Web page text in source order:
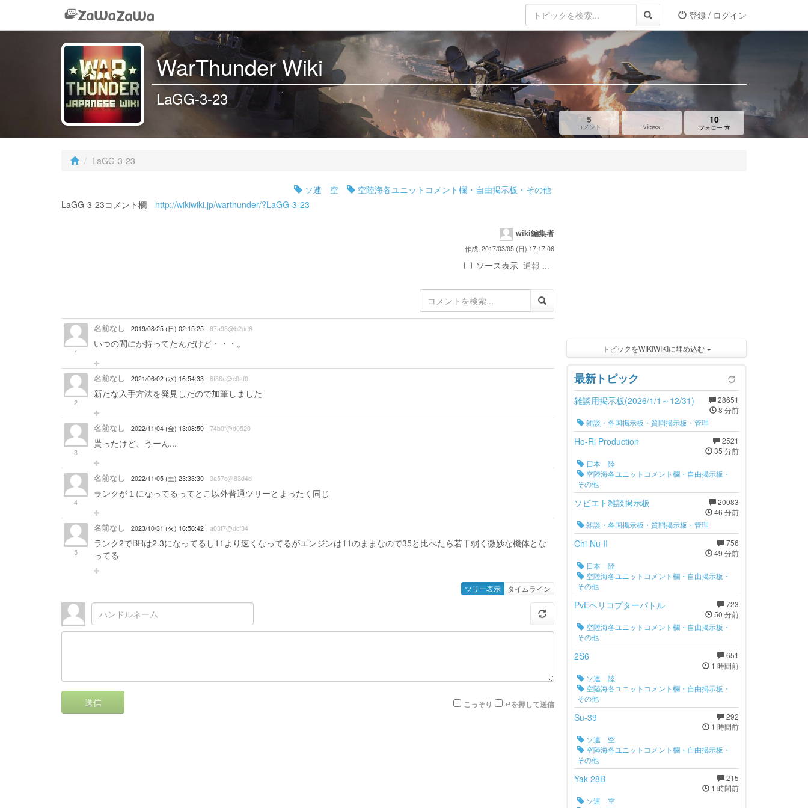
登録 / ログイン
WarThunder Wiki
LaGG-3-23
5
コメント views
10
フォロー
LaGG-3-23
ソ連 空
空陸海各ユニットコメント欄・自由掲示板・その他
LaGG-3-23コメント欄 http://wikiwiki.jp/warthunder/?LaGG-3-23
wiki編集者
作成: 2017/03/05 (日) 17:17:06
ソース表示 通報 ...
1
名前なし 2019/08/25 (日) 02:15:25 87a93@b2dd6
いつの間にか持ってたんだけど・・・。
2
名前なし 2021/06/02 (水) 16:54:33 8f38a@c0af0
新たな入手方法を発見したので加筆しました
3
名前なし 2022/11/04 (金) 13:08:50 74b0f@d0520
貰ったけど、うーん...
4
名前なし 2022/11/05 (土) 23:33:30 3a57c@83d4d
ランクが１になってるってとこ以外普通ツリーとまったく同じ
5
名前なし 2023/10/31 (火) 16:56:42 a03f7@dcf34
ランク2でBRは2.3になってるし11より速くなってるがエンジンは11のままなので35と比べたら若干弱く微妙な機体とな
ってる
ツリー表示 タイムライン
送信 こっそり ↵を押して送信
トピックをWIKIWIKIに埋め込む
最新トピック
28651
8 分前
雑談用掲示板(2026/1/1～12/31)
雑談・各国掲示板・質問掲示板・管理
2521
35 分前
Ho-Ri Production
日本 陸
空陸海各ユニットコメント欄・自由掲示板・
その他
20083
46 分前
ソビエト雑談掲示板
雑談・各国掲示板・質問掲示板・管理
756
49 分前
Chi-Nu II
日本 陸
空陸海各ユニットコメント欄・自由掲示板・
その他
723
50 分前
PvEヘリコプターバトル
空陸海各ユニットコメント欄・自由掲示板・
その他
651
1 時間前
2S6
ソ連 陸
空陸海各ユニットコメント欄・自由掲示板・
その他
292
1 時間前
Su-39
ソ連 空
空陸海各ユニットコメント欄・自由掲示板・
その他
215
1 時間前
Yak-28B
ソ連 空